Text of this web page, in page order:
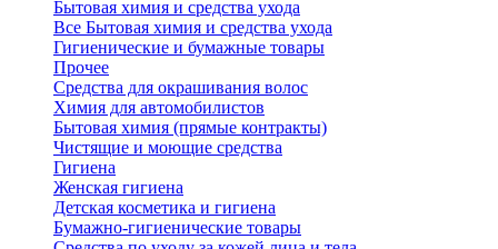
Бытовая химия и средства ухода
Все Бытовая химия и средства ухода
Гигиенические и бумажные товары
Прочее
Средства для окрашивания волос
Химия для автомобилистов
Бытовая химия (прямые контракты)
Чистящие и моющие средства
Гигиена
Женская гигиена
Детская косметика и гигиена
Бумажно-гигиенические товары